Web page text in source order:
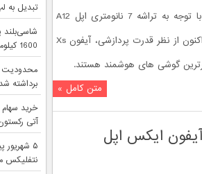
نشان می‌دهند که با توجه به تراشه 7 نانومتری اپل A12
دور از انتظار نبود. اکنون از نظر قدرت پردازشی، آیفون Xs
متن کامل »
تبدیل به
1600 کیلومتر معرفی شد
برداشته
خرید
آتی
نتفلیکس